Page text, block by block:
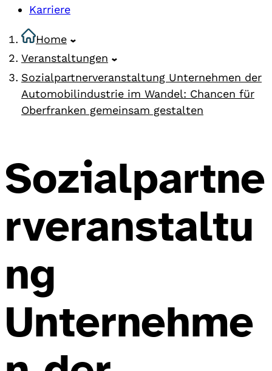
Karriere
Home
Veranstaltungen
Sozialpartnerveranstaltung Unternehmen der
Automobilindustrie im Wandel: Chancen für
Oberfranken gemeinsam gestalten
Sozialpartne
rveranstaltu
ng
Unternehme